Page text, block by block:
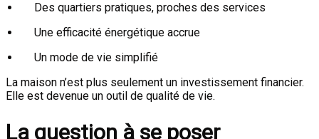
Des quartiers pratiques, proches des services
Une efficacité énergétique accrue
Un mode de vie simplifié
La maison n’est plus seulement un investissement financier.
Elle est devenue un outil de qualité de vie.
La question à se poser